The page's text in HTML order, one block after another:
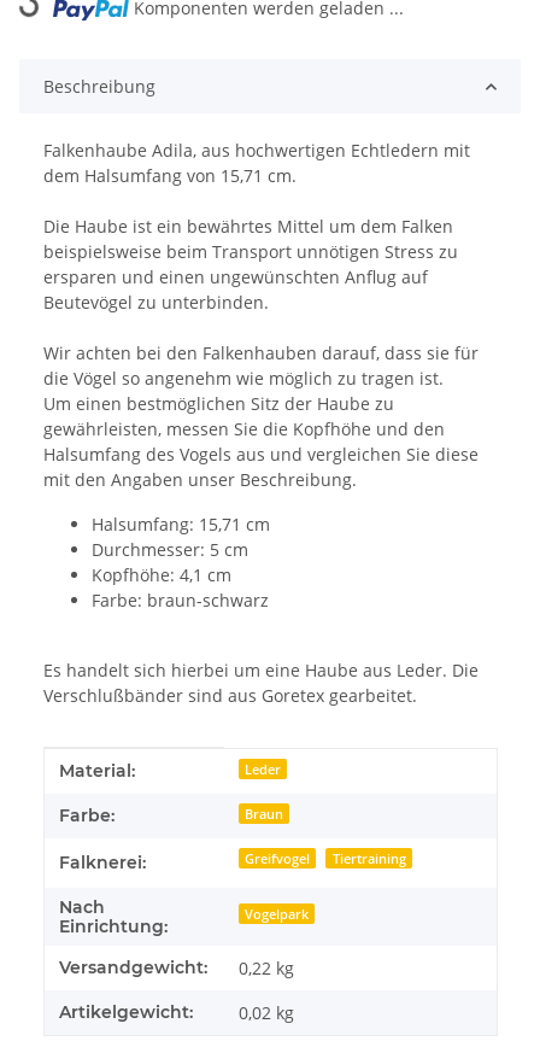
Loading... Komponenten werden geladen ...
Beschreibung
Falkenhaube Adila, aus hochwertigen Echtledern mit
dem Halsumfang von 15,71 cm.
Die Haube ist ein bewährtes Mittel um dem Falken
beispielsweise beim Transport unnötigen Stress zu
ersparen und einen ungewünschten Anflug auf
Beutevögel zu unterbinden.
Wir achten bei den Falkenhauben darauf, dass sie für
die Vögel so angenehm wie möglich zu tragen ist.
Um einen bestmöglichen Sitz der Haube zu
gewährleisten, messen Sie die Kopfhöhe und den
Halsumfang des Vogels aus und vergleichen Sie diese
mit den Angaben unser Beschreibung.
Halsumfang: 15,71 cm
Durchmesser: 5 cm
Kopfhöhe: 4,1 cm
Farbe: braun-schwarz
Es handelt sich hierbei um eine Haube aus Leder. Die
Verschlußbänder sind aus Goretex gearbeitet.
Produkteigenschaft
Wert
Material: Leder
Farbe: Braun
Falknerei: Greifvogel Tiertraining
Nach
Einrichtung:
Vogelpark
Versandgewicht: 0,22 kg
Artikelgewicht: 0,02 kg